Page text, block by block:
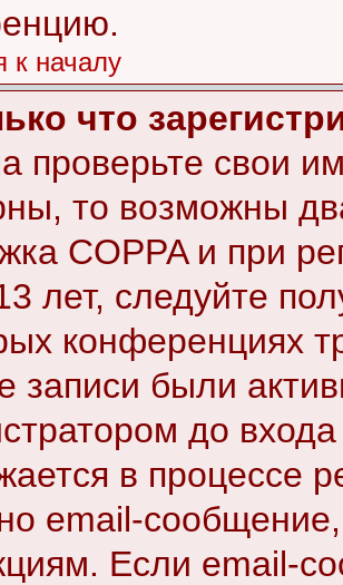
к началу
что
проверьте свои
то возможны
COPPA и при
лет, следуйте
конференциях
записи были
до
в процессе
email-
Если email-